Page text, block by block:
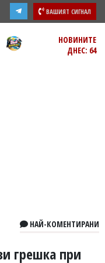
ВАШИЯТ СИГНАЛ
НОВИНИТЕ
ДНЕС: 64
НАЙ-КОМЕНТИРАНИ
грешка при